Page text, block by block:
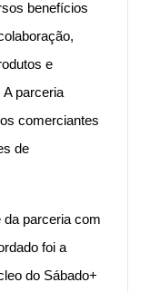
benefícios
e
parceria
comerciantes
de
da parceria com
foi a
do Sábado+